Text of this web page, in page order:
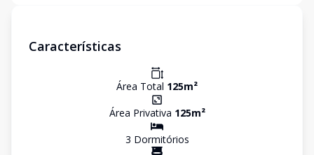
Características
Área Total 125m²
Área Privativa 125m²
3 Dormitórios